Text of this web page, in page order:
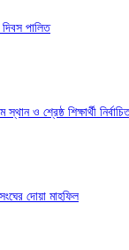
পালিত
ও শ্রেষ্ঠ শিক্ষার্থী
দোয়া মাহফিল